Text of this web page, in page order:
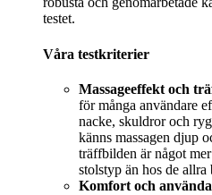
testet.
Våra testkriterier
Massageeffekt och
för många användare
nacke, skuldror och
känns massagen djup
träffbilden är något
stolstyp än hos de allra
Komfort och